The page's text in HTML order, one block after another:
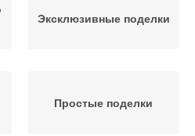
Эксклюзивные поделки
Простые поделки